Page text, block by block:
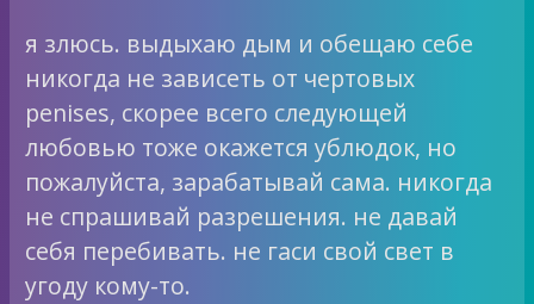
я злюсь. выдыхаю дым и обещаю себе
никогда не зависеть от чертовых
penises, скорее всего следующей
любовью тоже окажется ублюдок, но
пожалуйста, зарабатывай сама. никогда
не спрашивай разрешения. не давай
себя перебивать. не гаси свой свет в
угоду кому-то.